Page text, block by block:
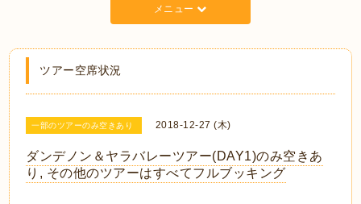
メニュー
ツアー空席状況
一部のツアーのみ空きあり 2018-12-27 (木)
ダンデノン＆ヤラバレーツアー(DAY1)のみ空きあ
り, その他のツアーはすべてフルブッキング